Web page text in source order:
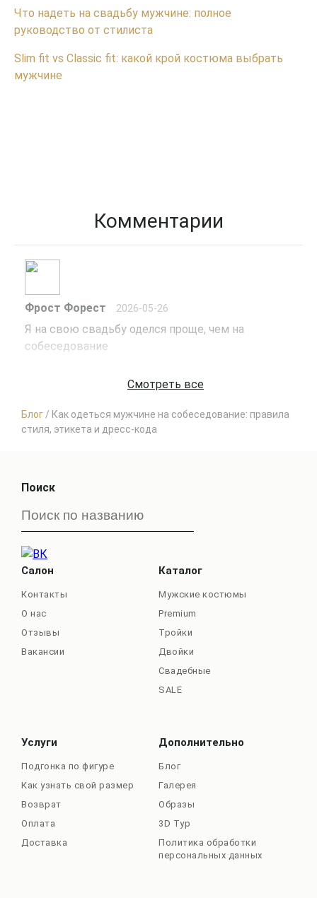
Что надеть на свадьбу мужчине: полное
руководство от стилиста
Slim fit vs Classic fit: какой крой костюма выбрать
мужчине
Комментарии
Фрост Форест 2026-05-26
Я на свою свадьбу оделся проще, чем на
собеседование
Смотреть все
Блог / Как одеться мужчине на собеседование: правила
стиля, этикета и дресс-кода
Поиск
Салон
Контакты
О нас
Отзывы
Вакансии
Каталог
Мужские костюмы
Premium
Тройки
Двойки
Свадебные
SALE
Услуги
Подгонка по фигуре
Как узнать свой размер
Возврат
Оплата
Доставка
Дополнительно
Блог
Галерея
Образы
3D Тур
Политика обработки
персональных данных